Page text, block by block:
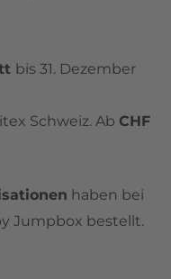
bis 31. Dezember
Schweiz. Ab CHF
haben bei
Jumpbox bestellt.